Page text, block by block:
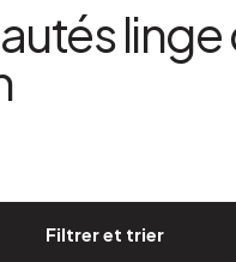
linge
Filtrer et trier